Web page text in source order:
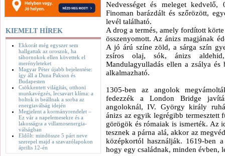
KIEMELT HÍREK
Ekkorát még egyszer sem
hallgattak az oroszok, ha
tábornokok ellen követtek el
merényleteket
Magyar Péter újabb bejelentése:
így áll a Duna Pakson és
Budapesten
Csökkentett világítás, otthoni
munkavégzés, lecsavart klíma: a
boltok is beállnak a sorba az
energiaválság idején
Megjelent a kormányrendelet –
Ez vár a napelemesekre és a
lakosságra a villamosenergia-
válságban
Eldőlt: mindössze 5 párt neve
szerepel majd a szavazólapokon
április 12-én
Nedvességet és meleget
Finoman barázdált és szőrözött,
levél található.
A drog a termés, amely fordított
összenyomott. Az ánizs magjának
A jó árú színe zöld, a sárga szín
zsíros olaj, sók, ánizs
Mandulagyulladás ellen a zsálya és
alkalmazható.
1305-ben az angolok
fedezzék a London Bridge
angoloknál, IV. György király
ánizs az egyik legrégibb
görögök és rómaiak is ismerték. Az
tesznek a párna alá, akkor az
középkortól használják. 1619-ben
hogy egy családnak, minden évben,